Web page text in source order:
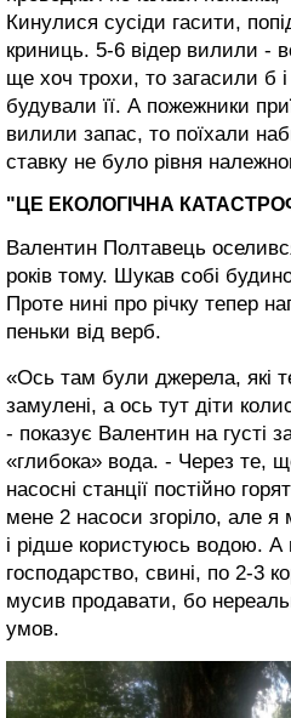
Кинулися сусіди гасити,
криниць. 5-6 відер вилили -
ще хоч трохи, то загасили б і
будували її. А пожежники
вилили запас, то поїхали
ставку не було рівня
"ЦЕ ЕКОЛОГІЧНА
Валентин Полтавець
років тому. Шукав собі
Проте нині про річку тепер
пеньки від верб.
«Ось там були джерела, які
замулені, а ось тут діти
- показує Валентин на густі
«глибока» вода. - Через те,
насосні станції постійно
мене 2 насоси згоріло, але
і рідше користуюсь водою. А
господарство, свині, по 2-3
мусив продавати, бо
умов.